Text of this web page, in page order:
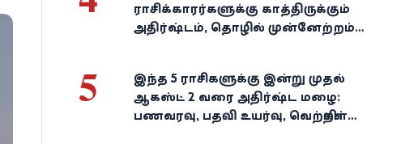
ராசிக்காரர்களுக்கு காத்திருக்கும்
அதிர்ஷ்டம், தொழில் முன்னேற்றம்,
5
இந்த 5 ராசிகளுக்கு இன்று முதல்
ஆகஸ்ட் 2 வரை அதிர்ஷ்ட மழை:
பணவரவு, பதவி உயர்வு, வெற்றிகள்